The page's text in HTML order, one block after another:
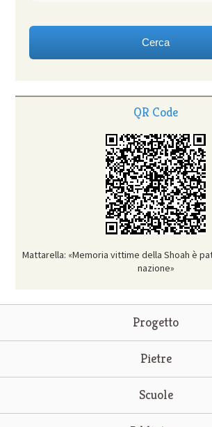
QR Code
Mattarella: «Memoria vittime della Shoah è
nazione»
Progetto
Pietre
Scuole